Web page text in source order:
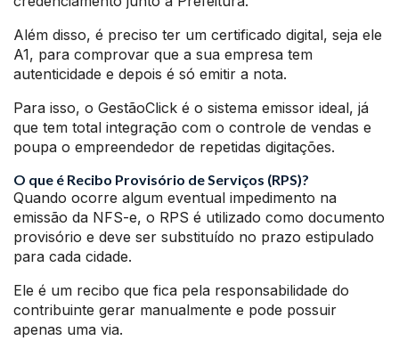
Além disso, é preciso ter um certificado digital, seja ele
A1, para comprovar que a sua empresa tem
autenticidade e depois é só emitir a nota.
Para isso, o GestãoClick é o sistema emissor ideal, já
que tem total integração com o controle de vendas e
poupa o empreendedor de repetidas digitações.
O que é Recibo Provisório de Serviços (RPS)?
Quando ocorre algum eventual impedimento na
emissão da NFS-e, o RPS é utilizado como documento
provisório e deve ser substituído no prazo estipulado
para cada cidade.
Ele é um recibo que fica pela responsabilidade do
contribuinte gerar manualmente e pode possuir
apenas uma via.